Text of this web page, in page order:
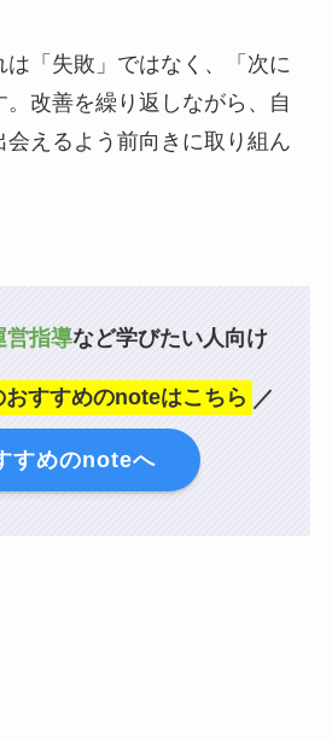
「失敗」ではなく、「次に
改善を繰り返しながら、自
えるよう前向きに取り組ん
営指導など学びたい人向け
おすすめのnoteはこちら ／
すめのnoteへ